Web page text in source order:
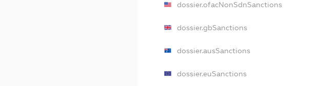
dossier.ofacNonSdnSanctions
dossier.gbSanctions
dossier.ausSanctions
dossier.euSanctions